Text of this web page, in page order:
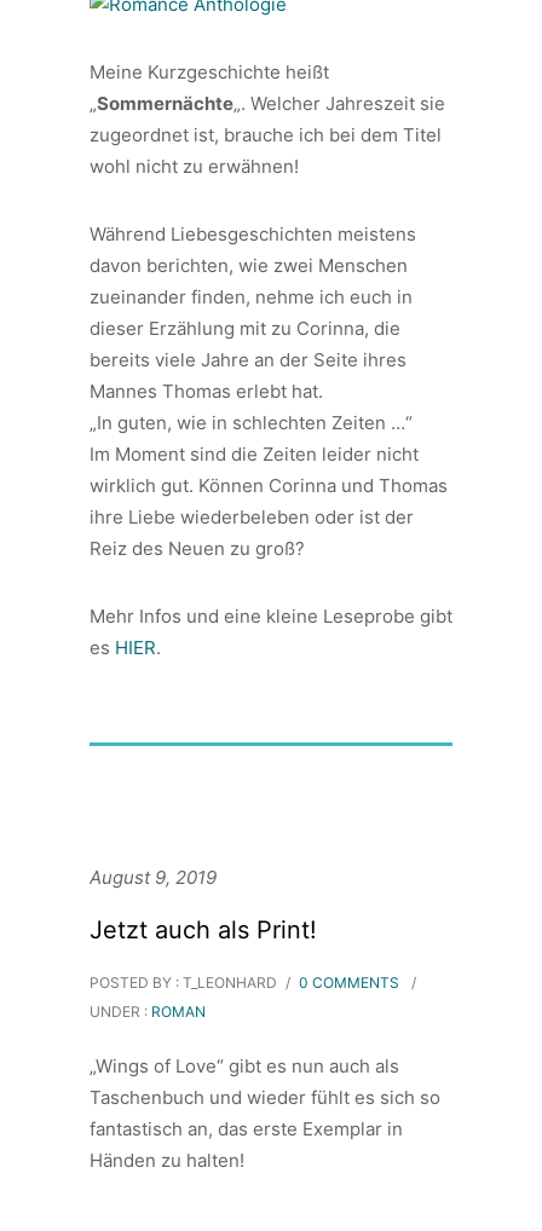
Meine Kurzgeschichte heißt
„Sommernächte„. Welcher Jahreszeit sie
zugeordnet ist, brauche ich bei dem Titel
wohl nicht zu erwähnen!
Während Liebesgeschichten meistens
davon berichten, wie zwei Menschen
zueinander finden, nehme ich euch in
dieser Erzählung mit zu Corinna, die
bereits viele Jahre an der Seite ihres
Mannes Thomas erlebt hat.
„In guten, wie in schlechten Zeiten …“
Im Moment sind die Zeiten leider nicht
wirklich gut. Können Corinna und Thomas
ihre Liebe wiederbeleben oder ist der
Reiz des Neuen zu groß?
Mehr Infos und eine kleine Leseprobe gibt
es HIER.
August 9, 2019
Jetzt auch als Print!
POSTED BY : T_LEONHARD / 0 COMMENTS
/
UNDER : ROMAN
„Wings of Love“ gibt es nun auch als
Taschenbuch und wieder fühlt es sich so
fantastisch an, das erste Exemplar in
Händen zu halten!